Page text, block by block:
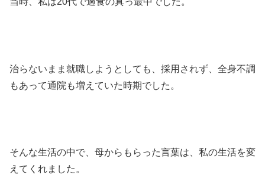
治らないまま就職しようとしても、採用されず、全身不調
もあって通院も増えていた時期でした。
そんな生活の中で、母からもらった言葉は、私の生活を変
えてくれました。